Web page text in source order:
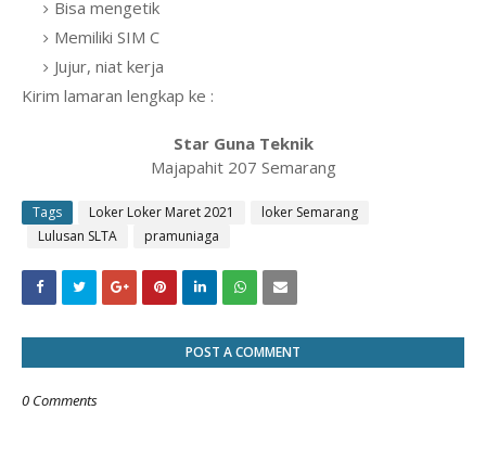
Bisa mengetik
Memiliki SIM C
Jujur, niat kerja
Kirim lamaran lengkap ke :
Star Guna Teknik
Majapahit 207 Semarang
Tags Loker Loker Maret 2021
loker Semarang
Lulusan SLTA
pramuniaga
POST A COMMENT
0 Comments